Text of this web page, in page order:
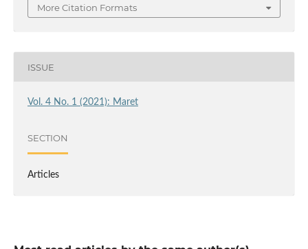
More Citation Formats
ISSUE
Vol. 4 No. 1 (2021): Maret
SECTION
Articles